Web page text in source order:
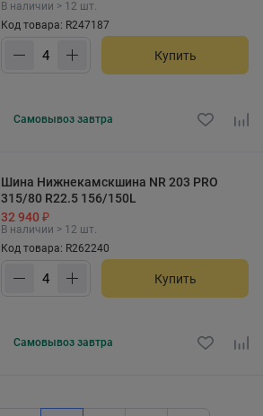
В наличии > 12 шт.
Код товара: R247187
Купить
Самовывоз завтра
Шина Нижнекамскшина NR 203 PRO
315/80 R22.5 156/150L
32 940 ₽
В наличии > 12 шт.
Код товара: R262240
Купить
Самовывоз завтра